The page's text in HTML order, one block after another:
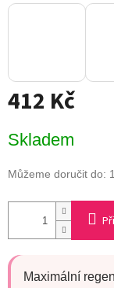
412 Kč
cena:
Skladem
Můžeme doručit do:
Maximální